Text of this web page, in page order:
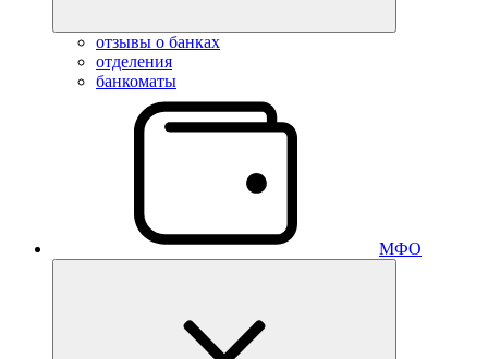
отзывы о банках
отделения
банкоматы
МФО